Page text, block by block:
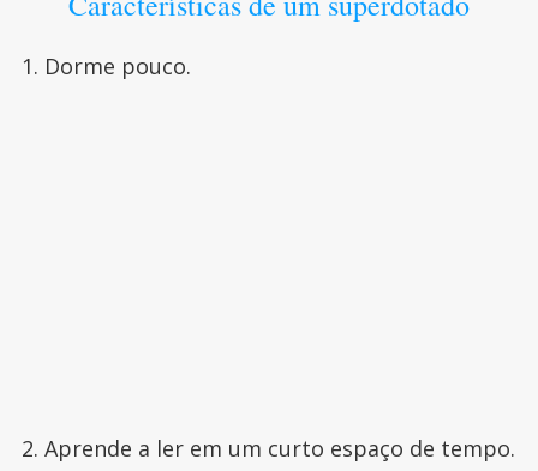
1. Dorme pouco.
2. Aprende a ler em um curto espaço de tempo.